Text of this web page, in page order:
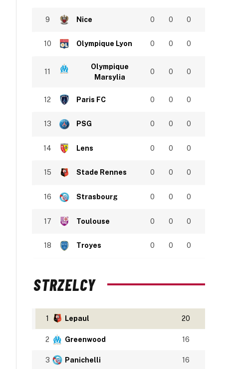
9 Nice 0 0 0
10 Olympique Lyon 0 0 0
11
Olympique
Marsylia
0 0 0
12 Paris FC 0 0 0
13 PSG 0 0 0
14 Lens 0 0 0
15 Stade Rennes 0 0 0
16 Strasbourg 0 0 0
17 Toulouse 0 0 0
18 Troyes 0 0 0
STRZELCY
1 Lepaul 20
2 Greenwood 16
3 Panichelli 16